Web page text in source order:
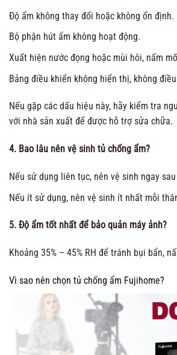
Độ ẩm không thay đổi hoặc không ổn định.
Bộ phận hút ẩm không hoạt động.
Xuất hiện nước đọng hoặc mùi hôi, nấm
Bảng điều khiển không hiển thị, không
Nếu gặp các dấu hiệu này, hãy kiểm tra
với nhà sản xuất để được hỗ trợ sửa chữa.
4. Bao lâu nên vệ sinh tủ chống ẩm?
Nếu sử dụng liên tục, nên vệ sinh ngay
Nếu ít sử dụng, nên vệ sinh ít nhất mỗi
5. Độ ẩm tốt nhất để bảo quản máy ảnh?
Khoảng 35% – 45% RH để tránh bụi bẩn,
Vì sao nên chọn tủ chống ẩm Fujihome?